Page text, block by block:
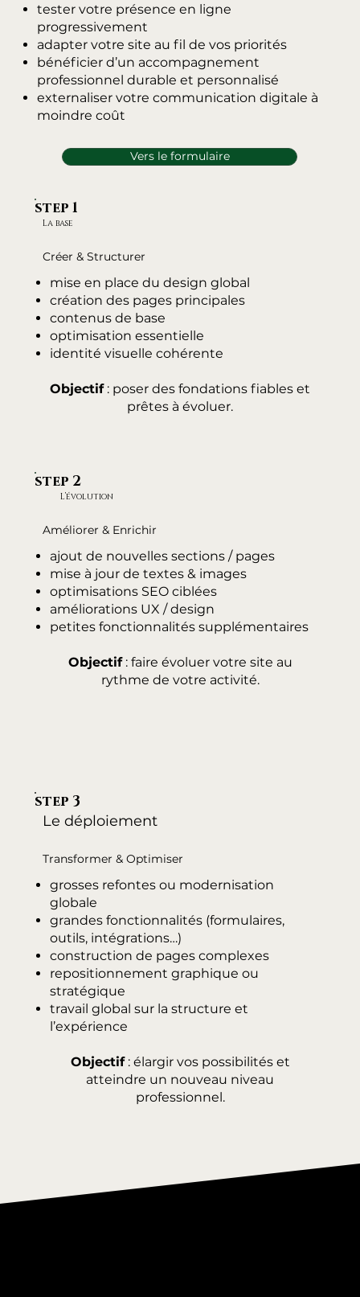
step 1
La base
Créer & Structurer
mise en place du design global
création des pages principales
contenus de base
optimisation essentielle
identité visuelle cohérente
Objectif: poser des fondations fiables et
prêtes à évoluer.
step 2
L’évolution
Améliorer & Enrichir
ajout de nouvelles sections / pages
mise à jour de textes & images
optimisations SEO ciblées
améliorations UX / design
petites fonctionnalités supplémentaires
Objectif: faire évoluer votre site au
rythme de votre activité.
tester votre présence en ligne
progressivement
adapter votre site au fil de vos priorités
bénéficier d’un accompagnement
professionnel durable et personnalisé
externaliser votre communication digitale à
moindre coût
Vers le formulaire
step 3
Le déploiement
Transformer & Optimiser
grosses refontes ou modernisation
globale
grandes fonctionnalités (formulaires,
outils, intégrations…)
construction de pages complexes
repositionnement graphique ou
stratégique
travail global sur la structure et
l’expérience
Objectif: élargir vos possibilités et
atteindre un nouveau niveau
professionnel.